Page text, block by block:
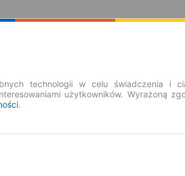
technologii w celu świadczenia i
użytkowników. Wyrażoną
.